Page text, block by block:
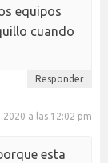
equipos
cuando
Responder
a las 12:02 pm
esta